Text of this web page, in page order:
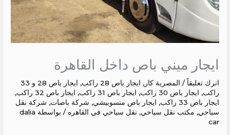
ايجار ميني باص داخل القاهرة
اترك تعليقاً / المصرية كار, ايجار باص 28 راكب ,
ايجار باص 28 و 33
راكب, ايجار باص 30 راكب , ايجار باص 31 راكب , ايجار باص 32 راكب
,
ايجار باص 33 راكب
, ايجار باص متسوبيشي, شركة باصات, شركة نقل
سياحي, مكتب نقل سياحي, نقل سياحي في القاهره / بواسطة dalia
car